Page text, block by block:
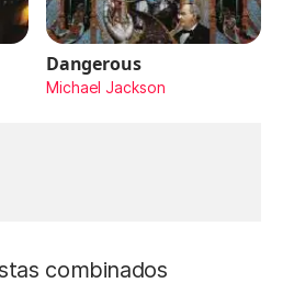
Dangerous
Michael Jackson
combinados